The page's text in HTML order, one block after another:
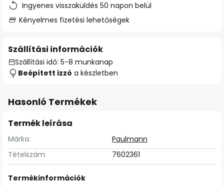
Ingyenes visszaküldés 50 napon belül
Kényelmes fizetési lehetőségek
Szállítási információk
Szállítási idő: 5-8 munkanap
Beépített izzó a készletben
Hasonló Termékek
Termék leírása
Márka:
Paulmann
Tételszám:
7602361
Termékinformációk